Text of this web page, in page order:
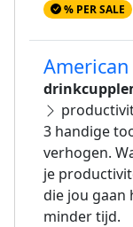
% PER SALE
American
3 handige
verhogen.
je
die jou gaan
minder tijd.